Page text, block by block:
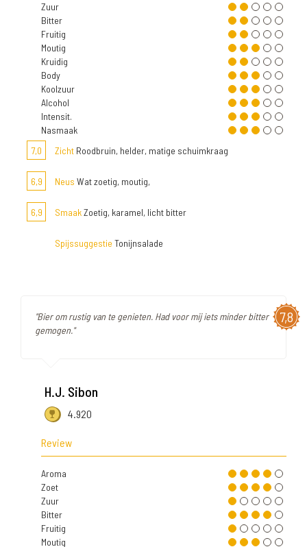
Zuur
Bitter
Fruitig
Moutig
Kruidig
Body
Koolzuur
Alcohol
Intensit.
Nasmaak
7,0
Zicht Roodbruin, helder, matige schuimkraag
6,9 Neus Wat zoetig, moutig,
6,9 SmaakZoetig, karamel, licht bitter
Spijssuggestie Tonijnsalade
7,8
"Bier om rustig van te genieten. Had voor mij iets minder bitter
gemogen."
H.J. Sibon
4.920
Review
Aroma
Zoet
Zuur
Bitter
Fruitig
Moutig